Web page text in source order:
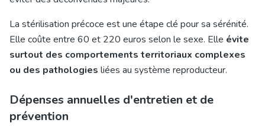
La stérilisation précoce est une étape clé pour sa sérénité.
Elle coûte entre 60 et 220 euros selon le sexe. Elle évite
surtout des comportements territoriaux complexes
ou des pathologies liées au système reproducteur.
Dépenses annuelles d'entretien et de
prévention